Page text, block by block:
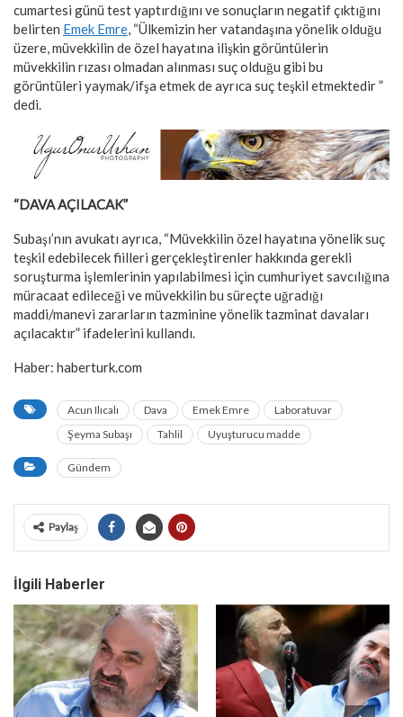
cumartesi günü test yaptırdığını ve sonuçların negatif çıktığını
belirten Emek Emre, “Ülkemizin her vatandaşına yönelik olduğu
üzere, müvekkilin de özel hayatına ilişkin görüntülerin
müvekkilin rızası olmadan alınması suç olduğu gibi bu
görüntüleri yaymak/ifşa etmek de ayrıca suç teşkil etmektedir ”
dedi.
“DAVA AÇILACAK”
Subaşı’nın avukatı ayrıca, “Müvekkilin özel hayatına yönelik suç
teşkil edebilecek fiilleri gerçekleştirenler hakkında gerekli
soruşturma işlemlerinin yapılabilmesi için cumhuriyet savcılığına
müracaat edileceği ve müvekkilin bu süreçte uğradığı
maddi/manevi zararların tazminine yönelik tazminat davaları
açılacaktır” ifadelerini kullandı.
Haber: haberturk.com
Acun Ilıcalı Dava Emek Emre
Laboratuvar
Şeyma Subaşı
Tahlil Uyuşturucu madde
Gündem
Paylaş
İlgili Haberler